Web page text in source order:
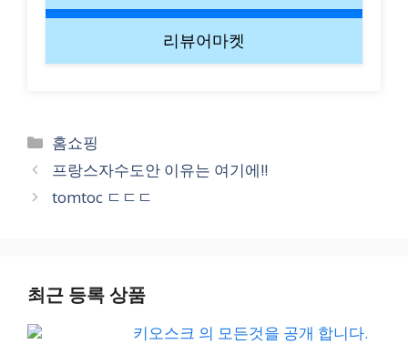
리뷰어마켓
Categories
홈쇼핑
프랑스자수도안 이유는 여기에!!
tomtoc ㄷㄷㄷ
최근 등록 상품
키오스크 의 모든것을 공개 합니다.